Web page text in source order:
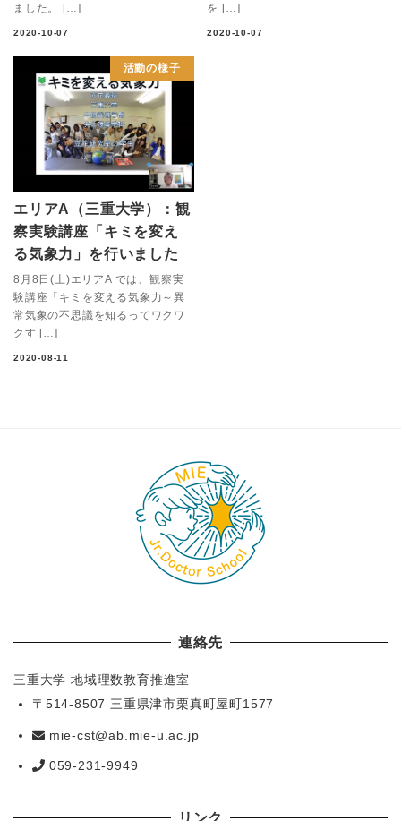
ました。 […]
2020-10-07
を […]
2020-10-07
活動の様子
エリアA（三重大学）：観
察実験講座「キミを変え
る気象力」を行いました
8月8日(土)エリアA では、観察実
験講座「キミを変える気象力～異
常気象の不思議を知るってワクワ
クす […]
2020-08-11
連絡先
三重大学 地域理数教育推進室
〒514-8507 三重県津市栗真町屋町1577
mie-cst@ab.mie-u.ac.jp
059-231-9949